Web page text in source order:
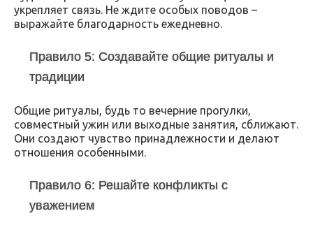
укрепляет связь. Не ждите особых поводов –
выражайте благодарность ежедневно.
Правило 5: Создавайте общие ритуалы и
традиции
Общие ритуалы, будь то вечерние прогулки,
совместный ужин или выходные занятия, сближают.
Они создают чувство принадлежности и делают
отношения особенными.
Правило 6: Решайте конфликты с
уважением